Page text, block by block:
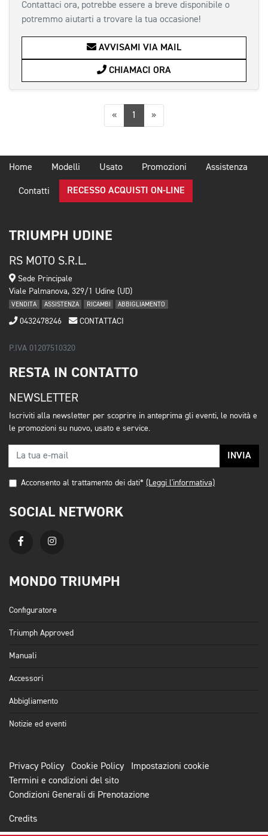
Contattaci ora, potrebbe essere a breve disponibile o
potremmo aiutarti a trovare la tua occasione!
AVVISAMI VIA MAIL
CHIAMACI ORA
«Precedente
1 »Successiva
Home Modelli Usato Promozioni Assistenza
Contatti RECESSO ACQUISTI ON-LINE
TRIUMPH UDINE
RS MOTO S.R.L.
Sede Principale
Viale Palmanova, 329/1 Udine (UD)
VENDITA ASSISTENZA RICAMBI ABBIGLIAMENTO
0432478246 CONTATTACI
P.IVA 01207510320
RESTA IN CONTATTO
NEWSLETTER
Iscriviti alla newsletter per scoprire in anteprima gli eventi, le novità e
le promozioni su nuovo, usato e service.
INVIA
Acconsento al trattamento dei dati* (Leggi l'informativa)
SOCIAL NETWORK
MONDO TRIUMPH
Configuratore
Triumph Approved
Manuali
Accessori
Abbigliamento
Notizie ed eventi
Privacy Policy Cookie Policy
Impostazioni cookie
Termini e condizioni del sito
Condizioni Generali di Prenotazione
Credits